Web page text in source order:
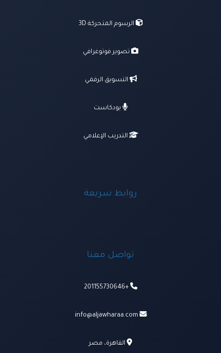
الرسوم المتحركة 3D
تصوير فوتوغرافي
التسويق الرقمي
بودكاست
التدريب الإعلامي
روابط سريعة
تواصل معنا
+201155730646
info@aljawharaa.com
القاهرة، مصر